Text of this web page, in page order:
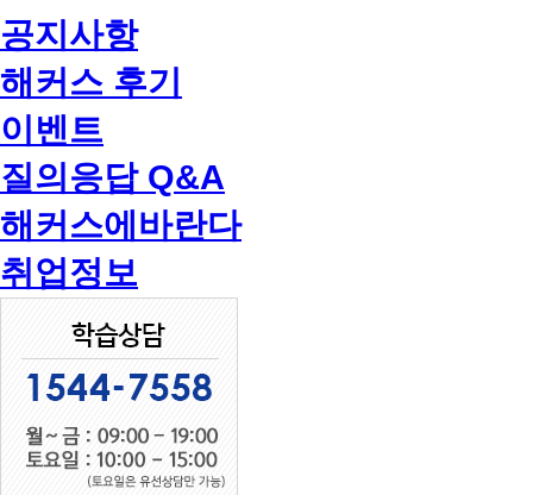
공지사항
해커스 후기
이벤트
질의응답 Q&A
해커스에바란다
취업정보